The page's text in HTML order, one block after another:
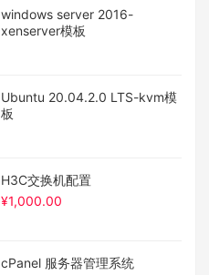
windows server 2016-
xenserver模板
Ubuntu 20.04.2.0 LTS-kvm模
板
H3C交换机配置
¥1,000.00
cPanel 服务器管理系统